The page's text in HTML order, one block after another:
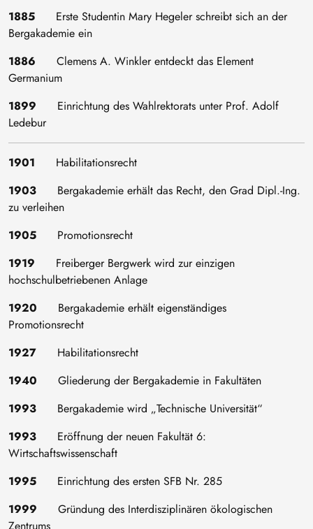
1885
Erste Studentin Mary Hegeler schreibt sich an der
Bergakademie ein
1886
Clemens A. Winkler entdeckt das Element
Germanium
1899 Einrichtung des Wahlrektorats unter Prof. Adolf
Ledebur
1901
Habilitationsrecht
1903
Bergakademie erhält das Recht, den Grad Dipl.-Ing.
zu verleihen
1905 Promotionsrecht
1919
Freiberger Bergwerk wird zur einzigen
hochschulbetriebenen Anlage
1920 Bergakademie erhält eigenständiges
Promotionsrecht
1927 Habilitationsrecht
1940 Gliederung der Bergakademie in Fakultäten
1993 Bergakademie wird „Technische Universität“
1993
Eröffnung der neuen Fakultät 6:
Wirtschaftswissenschaft
1995
Einrichtung des ersten SFB Nr. 285
1999 Gründung des Interdisziplinären ökologischen